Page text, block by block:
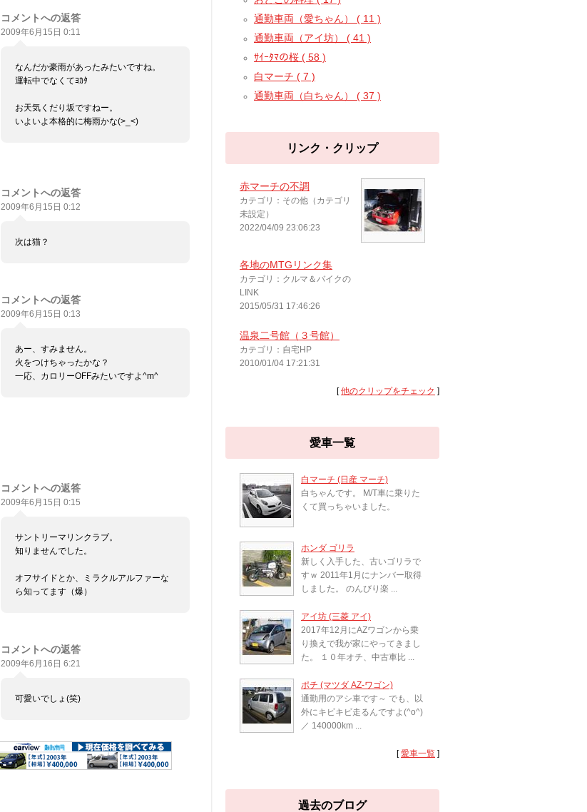
コメントへの返答
2009年6月15日 0:11
なんだか豪雨があったみたいですね。
運転中でなくてﾖｶﾀ
お天気くだり坂ですねー。
いよいよ本格的に梅雨かな(>_<)
コメントへの返答
2009年6月15日 0:12
次は猫？
コメントへの返答
2009年6月15日 0:13
あー、すみません。
火をつけちゃったかな？
一応、カロリーOFFみたいですよ^m^
コメントへの返答
2009年6月15日 0:15
サントリーマリンクラブ。
知りませんでした。
オフサイドとか、ミラクルアルファーな
ら知ってます（爆）
コメントへの返答
2009年6月16日 6:21
可愛いでしょ(笑)
通勤車両（愛ちゃん） ( 11 )
通勤車両（アイ坊） ( 41 )
ｻｲｰﾀﾏの桜 ( 58 )
白マーチ ( 7 )
通勤車両（白ちゃん） ( 37 )
リンク・クリップ
赤マーチの不調
カテゴリ：その他（カテゴリ
未設定）
2022/04/09 23:06:23
各地のMTGリンク集
カテゴリ：クルマ＆バイクの
LINK
2015/05/31 17:46:26
温泉二号館（３号館）
カテゴリ：自宅HP
2010/01/04 17:21:31
[他のクリップをチェック ]
愛車一覧
白マーチ (日産 マーチ)
白ちゃんです。 M/T車に乗りた
くて買っちゃいました。
ホンダ ゴリラ
新しく入手した、古いゴリラで
すｗ 2011年1月にナンバー取得
しました。 のんびり楽 ...
アイ坊 (三菱 アイ)
2017年12月にAZワゴンから乗
り換えで我が家にやってきまし
た。 １０年オチ、中古車比 ...
ポチ (マツダ AZ-ワゴン)
通勤用のアシ車です～ でも、以
外にキビキビ走るんですよ(^o^)
／ 140000km ...
[愛車一覧 ]
過去のブログ